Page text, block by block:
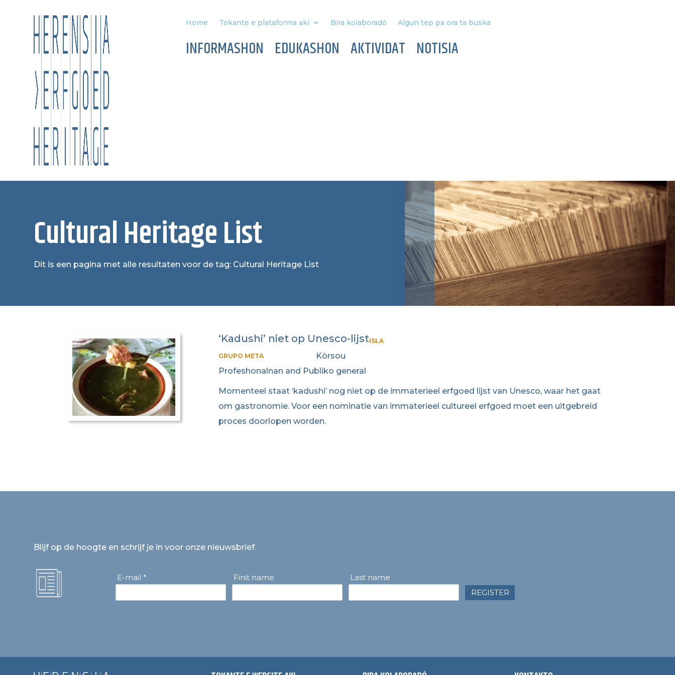
Home Tokante e plataforma akí Bira kolaboradó Algun tep pa ora ta buska
INFORMASHON EDUKASHON AKTIVIDAT NOTISIA
Cultural Heritage List
Dit is een pagina met alle resultaten voor de tag: Cultural Heritage List
‘Kadushi’ niet op Unesco-lijstISLA
Kòrsou
GRUPO META
Profeshonalnan and Publiko general
Momenteel staat ‘kadushi’ nog niet op de immaterieel erfgoed lijst van Unesco, waar het gaat
om gastronomie. Voor een nominatie van immaterieel cultureel erfgoed moet een uitgebreid
proces doorlopen worden.
Blijf op de hoogte en schrijf je in voor onze nieuwsbrief.
E-mail * First name
Last name
REGISTER